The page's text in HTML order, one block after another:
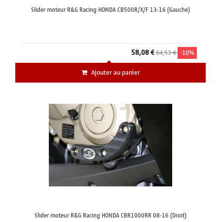
Slider moteur R&G Racing HONDA CB500R/X/F 13-16 (Gauche)
58,08 €64,53 € -10%
Ajouter au panier
Slider moteur R&G Racing HONDA CBR1000RR 08-16 (Droit)